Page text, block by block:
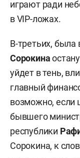
играют ради
в VIP-ложах.
В-третьих, была
Сорокина
уйдет в тень,
главный
возможно, если
бывшего
республики
Сорокина, к